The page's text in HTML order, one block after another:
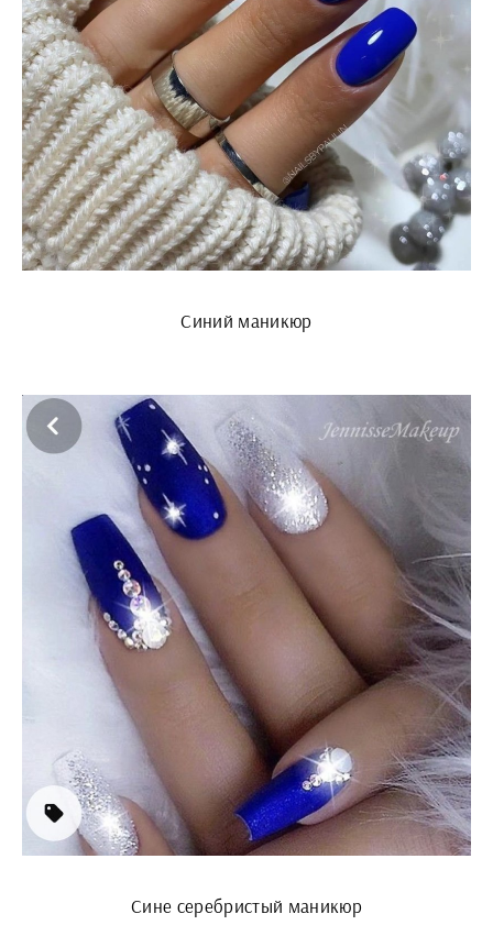
Синий маникюр
Сине серебристый маникюр